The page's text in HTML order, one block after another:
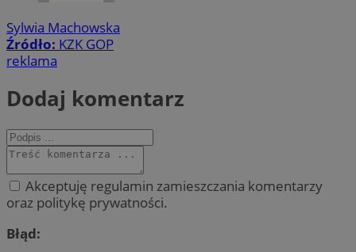
Sylwia Machowska
Źródło: KZK GOP
reklama
Dodaj komentarz
Akceptuję regulamin zamieszczania komentarzy
oraz politykę prywatności.
Błąd: